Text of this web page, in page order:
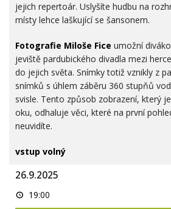
jejich repertoár. Uslyšíte hudbu na
místy lehce laškující se šansonem.
Fotografie Miloše Fice umožní
jeviště pardubického divadla mezi
do jejich světa. Snímky totiž vznikly z
snímků s úhlem záběru 360 stupňů
svisle. Tento způsob zobrazení, který
oku, odhaluje věci, které na první
neuvidíte.
vstup volný
26.9.2025
Improshow
- 19:00